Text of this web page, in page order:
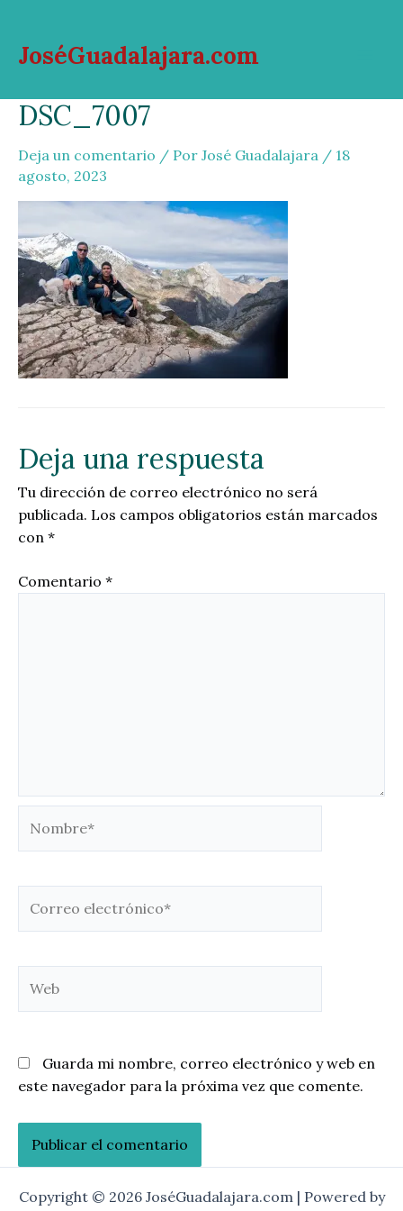
contenido
JoséGuadalajara.com
DSC_7007
Deja un comentario / Por José Guadalajara / 18
agosto, 2023
Deja una respuesta
Tu dirección de correo electrónico no será
publicada. Los campos obligatorios están marcados
con *
Comentario *
electrónico*
Guarda mi nombre, correo electrónico y web en
este navegador para la próxima vez que comente.
Copyright © 2026 JoséGuadalajara.com | Powered by